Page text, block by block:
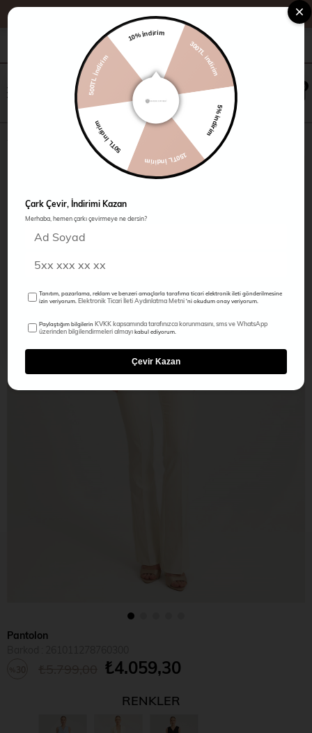
+90 216 485 60 90 Kampanyalar
0
Pantolon
Pantolon
₺4.059,30
RENKLER
10% İndirim 300TL indirim
5% indirim
150TL İndirim
50TL İndirim
500TL İndirim
Çark Çevir, İndirimi Kazan
Merhaba, hemen çarkı çevirmeye ne dersin?
Tanıtım, pazarlama, reklam ve benzeri amaçlarla tarafıma ticari elektronik ileti gönderilmesine
izin veriyorum.Elektronik Ticari İleti Aydınlatma Metni'ni okudum onay veriyorum.
Paylaştığım bilgilerinKVKK kapsamında tarafınızca korunmasını, sms ve WhatsApp
üzerinden bilgilendirmeleri almayıkabul ediyorum.
Çevir Kazan